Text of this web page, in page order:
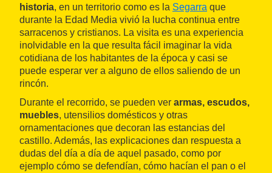
historia, en un territorio como es la Segarra que
durante la Edad Media vivió la lucha continua entre
sarracenos y cristianos. La visita es una experiencia
inolvidable en la que resulta fácil imaginar la vida
cotidiana de los habitantes de la época y casi se
puede esperar ver a alguno de ellos saliendo de un
rincón.
Durante el recorrido, se pueden ver armas, escudos,
muebles, utensilios domésticos y otras
ornamentaciones que decoran las estancias del
castillo. Además, las explicaciones dan respuesta a
dudas del día a día de aquel pasado, como por
ejemplo cómo se defendían, cómo hacían el pan o el